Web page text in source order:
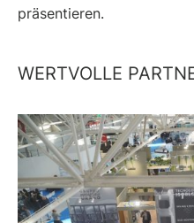
präsentieren.
WERTVOLLE